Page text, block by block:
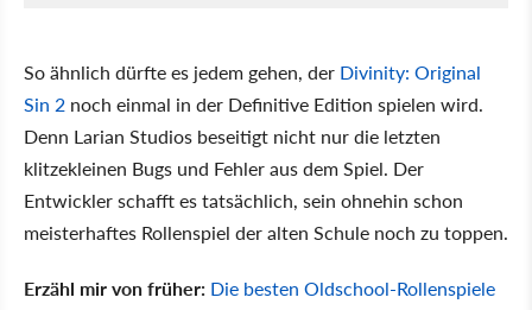
So ähnlich dürfte es jedem gehen, der Divinity: Original
Sin 2 noch einmal in der Definitive Edition spielen wird.
Denn Larian Studios beseitigt nicht nur die letzten
klitzekleinen Bugs und Fehler aus dem Spiel. Der
Entwickler schafft es tatsächlich, sein ohnehin schon
meisterhaftes Rollenspiel der alten Schule noch zu toppen.
Erzähl mir von früher: Die besten Oldschool-Rollenspiele